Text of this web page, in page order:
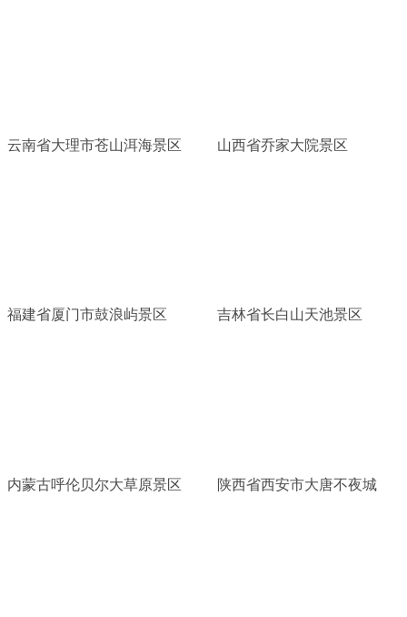
云南省大理市苍山洱海景区 山西省乔家大院景区
福建省厦门市鼓浪屿景区 吉林省长白山天池景区
内蒙古呼伦贝尔大草原景区 陕西省西安市大唐不夜城